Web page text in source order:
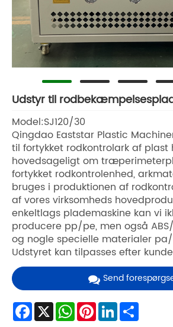
Udstyr til
Model:SJ120/30
Qingdao Eaststar Plastic
til fortykket rodkontrolark af plast
hovedsageligt om
fortykket rodkontrolenhed,
bruges i produktionen af
af vores virksomheds
enkeltlags plademaskine kan vi
producere pp/pe, men også ABS/
og nogle specielle materialer
Udstyret kan tilpasses efter
Send
Facebook
X WhatsApp
Pinterest
LinkedIn